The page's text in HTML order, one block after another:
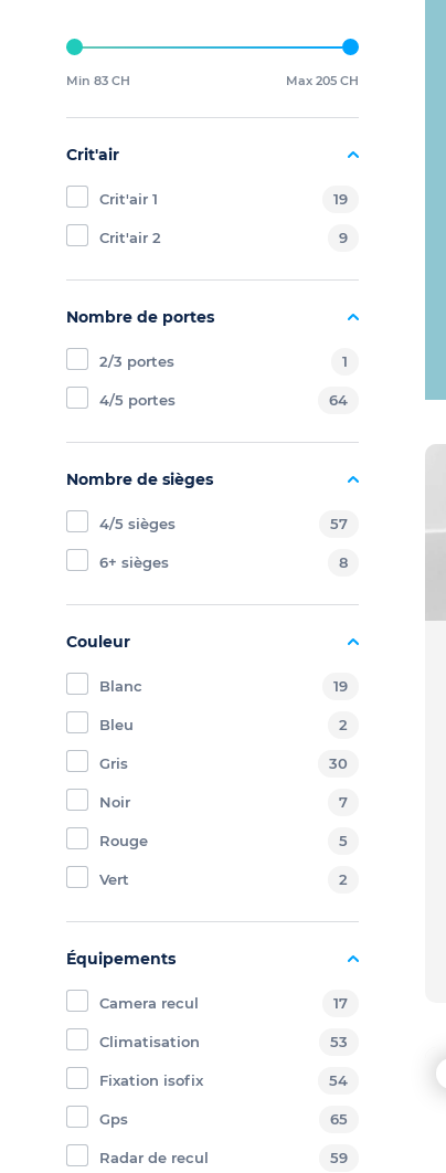
Min 83 CH Max 205 CH
Crit'air
Crit'air 1 19
Crit'air 2 9
Nombre de portes
2/3 portes 1
4/5 portes 64
Nombre de sièges
4/5 sièges 57
6+ sièges 8
Couleur
Blanc 19
Bleu 2
Gris 30
Noir 7
Rouge 5
Vert 2
Équipements
Camera recul 17
Climatisation 53
Fixation isofix 54
Gps 65
Radar de recul 59